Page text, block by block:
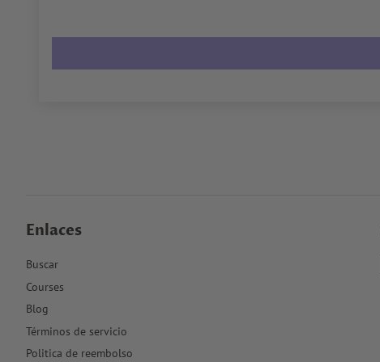
Enlaces
Buscar
Courses
Blog
Términos de servicio
Politica de reembolso